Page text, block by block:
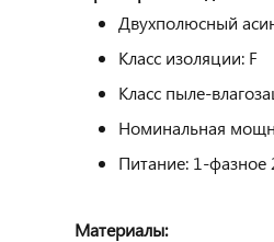
Двухполюсный
Класс изоляции: F
Класс пыле-
Номинальная
Питание: 1-фазное
Материалы: